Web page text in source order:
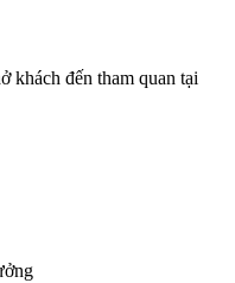
khách đến tham quan tại